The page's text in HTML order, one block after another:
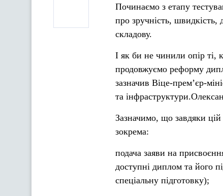
Починаємо з етапу
про зручність, швидкість,
складову.
І як би не чинили опір ті,
продовжуємо реформу
зазначив Віце-прем’єр-
та
Зазначимо, що завдяки цій
зокрема:
подача заяви на
доступні диплом та його
спеціальну підготовку);